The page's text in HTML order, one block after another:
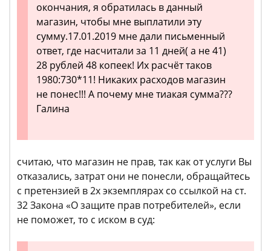
окончания, я обратилась в данный
магазин, чтобы мне выплатили эту
сумму.17.01.2019 мне дали письменный
ответ, где насчитали за 11 дней( а не 41)
28 рублей 48 копеек! Их расчёт таков
1980:730*11! Никаких расходов магазин
не понес!!! А почему мне тиакая сумма???
Галина
считаю, что магазин не прав, так как от услуги Вы
отказались, затрат они не понесли, обращайтесь
с претензией в 2х экземплярах со ссылкой на ст.
32 Закона «О защите прав потребителей», если
не поможет, то с иском в суд: